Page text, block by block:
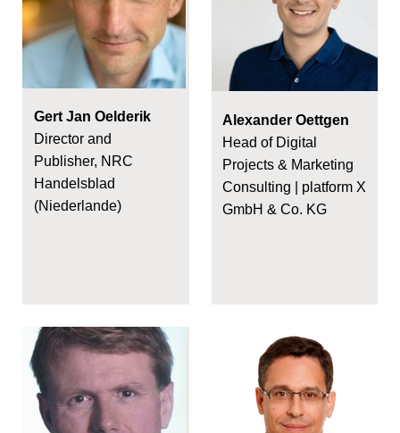
Gert Jan Oelderik
Director and
Publisher, NRC
Handelsblad
(Niederlande)
Alexander Oettgen
Head of Digital
Projects & Marketing
Consulting | platform X
GmbH & Co. KG